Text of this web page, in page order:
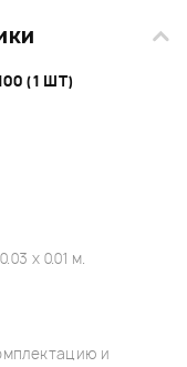
(1 ШТ)
x 0.01 м.
и